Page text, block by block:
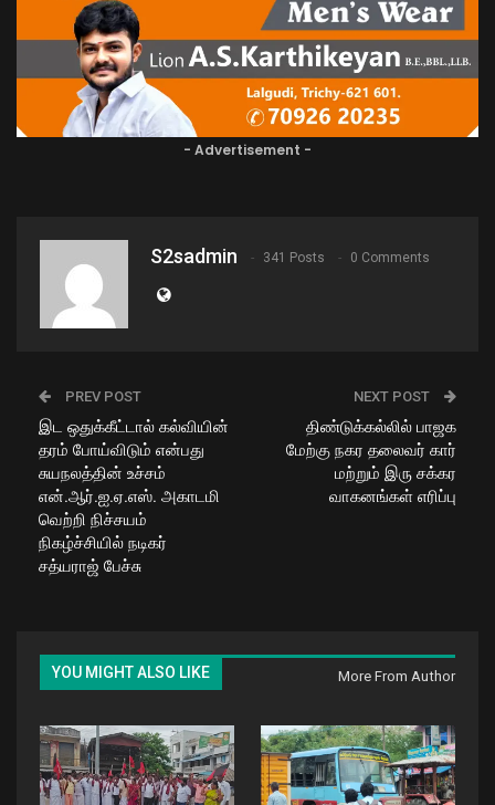
- Advertisement -
S2sadmin 341 Posts 0 Comments
PREV POST
இட ஒதுக்கீட்டால் கல்வியின்
தரம் போய்விடும் என்பது
சுயநலத்தின் உச்சம்
என்.ஆர்.ஐ.ஏ.எஸ். அகாடமி
வெற்றி நிச்சயம்
நிகழ்ச்சியில் நடிகர்
சத்யராஜ் பேச்சு
NEXT POST
திண்டுக்கல்லில் பாஜக
மேற்கு நகர தலைவர் கார்
மற்றும் இரு சக்கர
வாகனங்கள் எரிப்பு
YOU MIGHT ALSO LIKE More From Author